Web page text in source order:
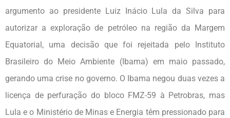
argumento ao presidente Luiz Inácio Lula da Silva para
autorizar a exploração de petróleo na região da Margem
Equatorial, uma decisão que foi rejeitada pelo Instituto
Brasileiro do Meio Ambiente (Ibama) em maio passado,
gerando uma crise no governo. O Ibama negou duas vezes a
licença de perfuração do bloco FMZ-59 à Petrobras, mas
Lula e o Ministério de Minas e Energia têm pressionado para